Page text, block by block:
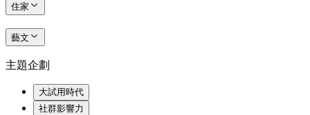
住家
藝文
主題企劃
大試用時代
社群影響力